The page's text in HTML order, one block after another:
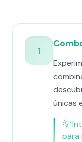
1
únicas
💡
para